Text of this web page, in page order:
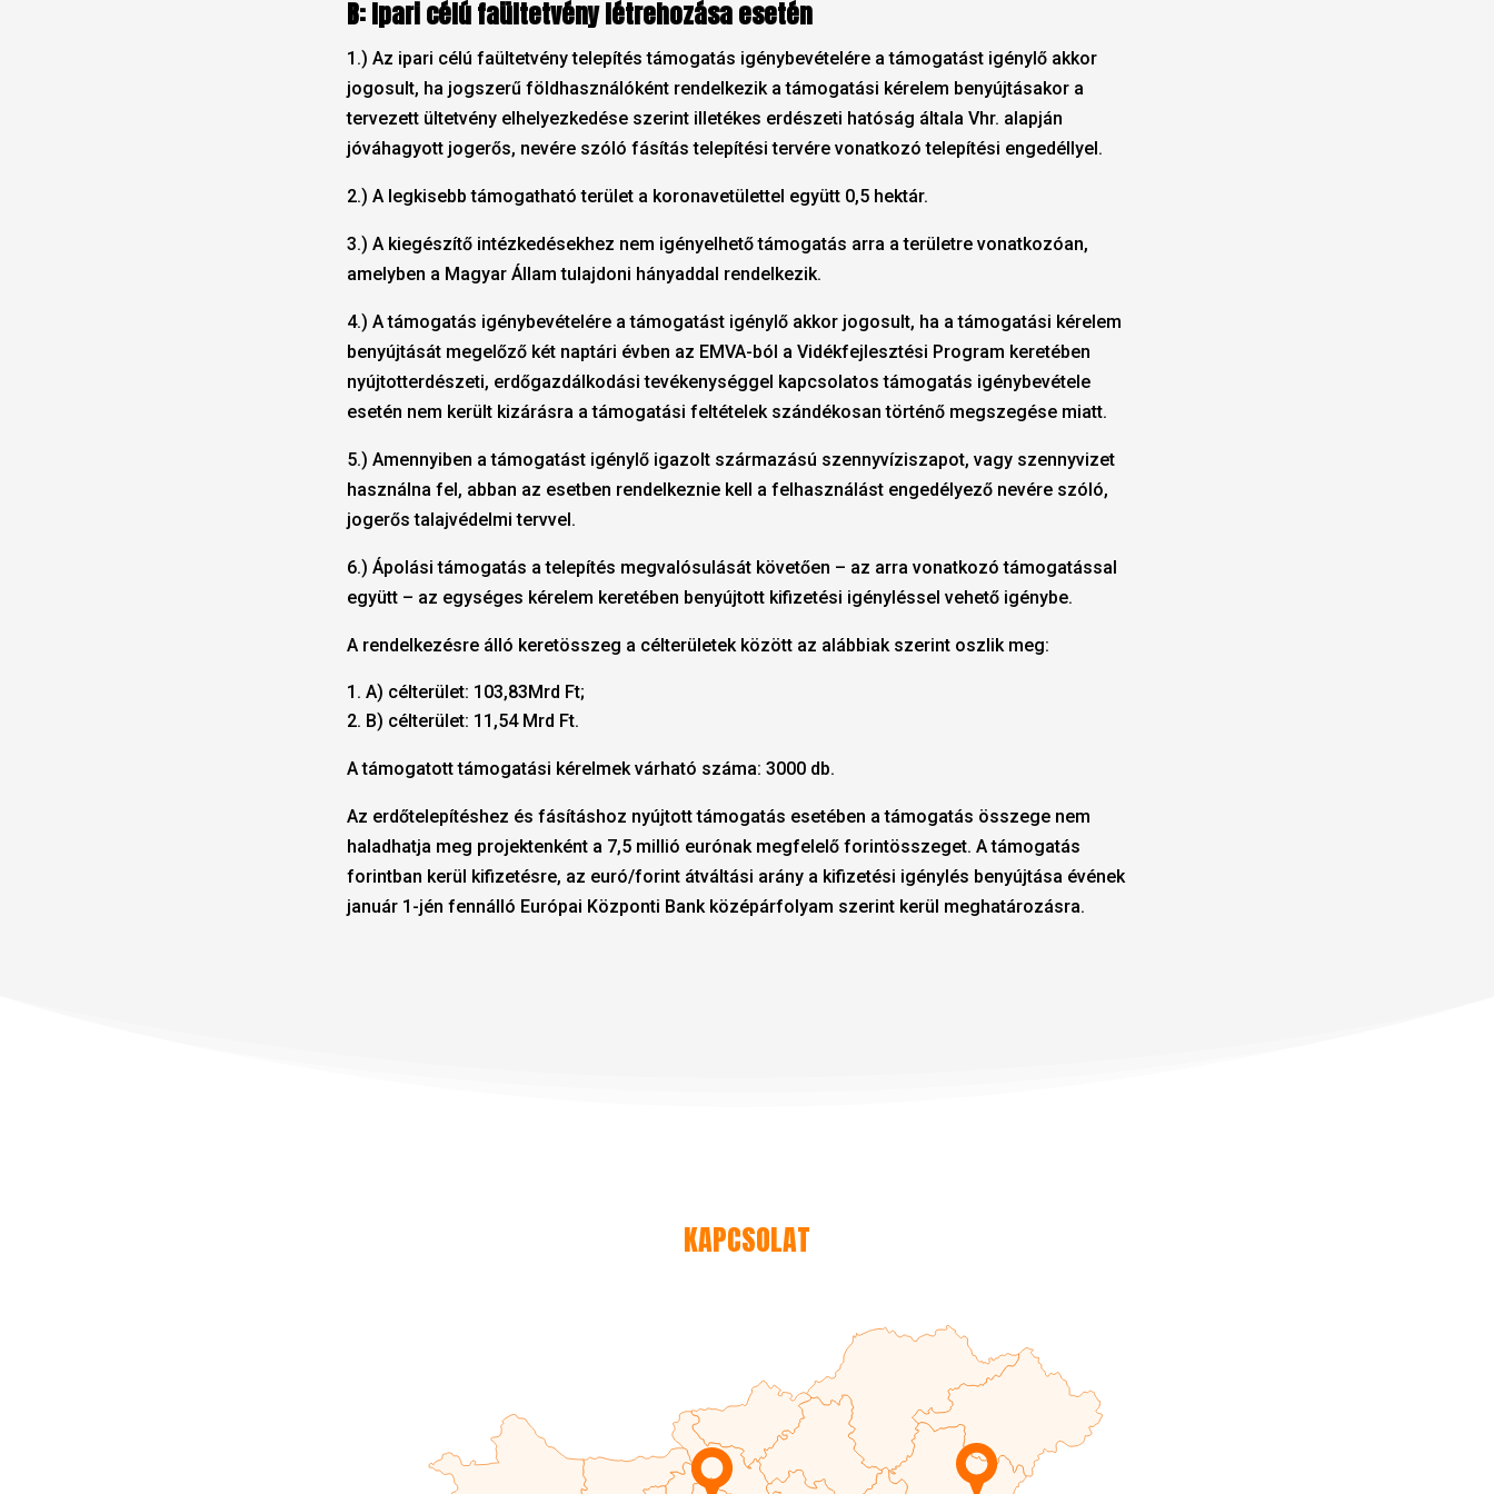
B: Ipari célú faültetvény létrehozása esetén
1.) Az ipari célú faültetvény telepítés támogatás igénybevételére a támogatást igénylő akkor
jogosult, ha jogszerű földhasználóként rendelkezik a támogatási kérelem benyújtásakor a
tervezett ültetvény elhelyezkedése szerint illetékes erdészeti hatóság általa Vhr. alapján
jóváhagyott jogerős, nevére szóló fásítás telepítési tervére vonatkozó telepítési engedéllyel.
2.) A legkisebb támogatható terület a koronavetülettel együtt 0,5 hektár.
3.) A kiegészítő intézkedésekhez nem igényelhető támogatás arra a területre vonatkozóan,
amelyben a Magyar Állam tulajdoni hányaddal rendelkezik.
4.) A támogatás igénybevételére a támogatást igénylő akkor jogosult, ha a támogatási kérelem
benyújtását megelőző két naptári évben az EMVA-ból a Vidékfejlesztési Program keretében
nyújtotterdészeti, erdőgazdálkodási tevékenységgel kapcsolatos támogatás igénybevétele
esetén nem került kizárásra a támogatási feltételek szándékosan történő megszegése miatt.
5.) Amennyiben a támogatást igénylő igazolt származású szennyvíziszapot, vagy szennyvizet
használna fel, abban az esetben rendelkeznie kell a felhasználást engedélyező nevére szóló,
jogerős talajvédelmi tervvel.
6.) Ápolási támogatás a telepítés megvalósulását követően – az arra vonatkozó támogatással
együtt – az egységes kérelem keretében benyújtott kifizetési igényléssel vehető igénybe.
A rendelkezésre álló keretösszeg a célterületek között az alábbiak szerint oszlik meg:
A) célterület: 103,83Mrd Ft;
B) célterület: 11,54 Mrd Ft.
A támogatott támogatási kérelmek várható száma: 3000 db.
Az erdőtelepítéshez és fásításhoz nyújtott támogatás esetében a támogatás összege nem
haladhatja meg projektenként a 7,5 millió eurónak megfelelő forintösszeget. A támogatás
forintban kerül kifizetésre, az euró/forint átváltási arány a kifizetési igénylés benyújtása évének
január 1-jén fennálló Európai Központi Bank középárfolyam szerint kerül meghatározásra.
KAPCSOLAT